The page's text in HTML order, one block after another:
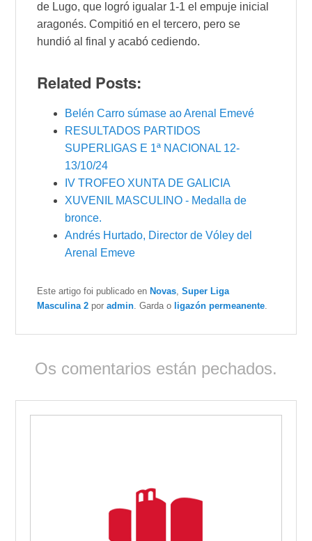
de Lugo, que logró igualar 1-1 el empuje inicial
aragonés. Compitió en el tercero, pero se
hundió al final y acabó cediendo.
Related Posts:
Belén Carro súmase ao Arenal Emevé
RESULTADOS PARTIDOS
SUPERLIGAS E 1ª NACIONAL 12-
13/10/24
IV TROFEO XUNTA DE GALICIA
XUVENIL MASCULINO - Medalla de
bronce.
Andrés Hurtado, Director de Vóley del
Arenal Emeve
Este artigo foi publicado en Novas ,Super Liga
Masculina 2 poradmin . Garda o ligazón permeanente
Os comentarios están pechados.